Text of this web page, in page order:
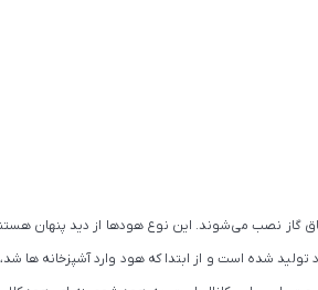
گاز نصب می‌شوند. این نوع هودها از دید پنهان